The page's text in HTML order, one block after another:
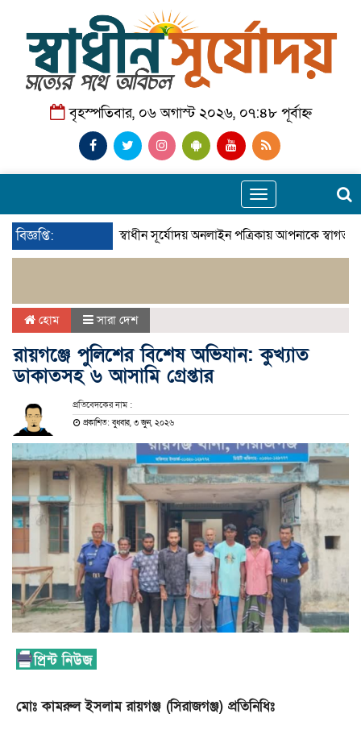
বৃহস্পতিবার, ০৬ অগাস্ট ২০২৬, ০৭:৪৮ পূর্বাহ্ন
Toggle
navigation
বিজ্ঞপ্তি: স্বাধীন সূর্যোদয় অনলাইন পত্রিকায় আপনাকে
হোম সারা দেশ
রায়গঞ্জে পুলিশের বিশেষ অভিযান: কুখ্যাত
ডাকাতসহ ৬ আসামি গ্রেপ্তার
প্রতিবেদকের নাম :
প্রকাশিত: বুধবার, ৩ জুন, ২০২৬
মোঃ কামরুল ইসলাম রায়গঞ্জ (সিরাজগঞ্জ) প্রতিনিধিঃ